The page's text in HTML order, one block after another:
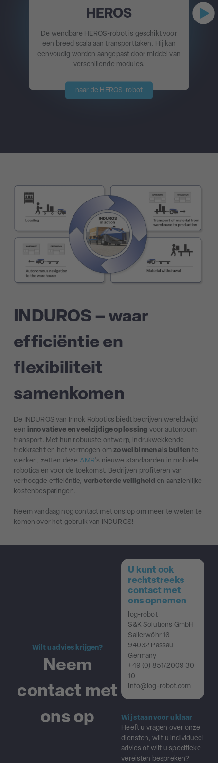
HEROS
De wendbare HEROS-robot is geschikt voor
een breed scala aan transporttaken. Hij kan
eenvoudig worden aangepast door middel van
verschillende modules.
naar de HEROS-robot
INDUROS – waar
efficiëntie en
flexibiliteit
samenkomen
De INDUROS van Innok Robotics biedt bedrijven wereldwijd
een innovatieve en veelzijdige oplossing voor autonoom
transport. Met hun robuuste ontwerp, indrukwekkende
trekkracht en het vermogen omzowel binnen als buitente
werken, zetten deze AMR's nieuwe standaarden in mobiele
robotica en voor de toekomst. Bedrijven profiteren van
verhoogde efficiëntie, verbeterde veiligheid en aanzienlijke
kostenbesparingen.
Neem vandaag nog contact met ons op om meer te weten te
komen over het gebruik van INDUROS!
Wilt u advies krijgen?
Neem
contact met
ons op
U kunt ook
rechtstreeks
contact met
ons opnemen
log-robot
S&K Solutions GmbH
Sailerwöhr 16
94032 Passau
Germany
+49 (0) 851/2009 30
10
info@log-robot.com
Wij staan voor u klaar
Heeft u vragen over onze
diensten, wilt u individueel
advies of wilt u specifieke
vereisten bespreken?